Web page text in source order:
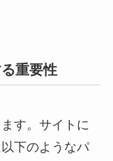
重要性
す。サイトに
下のようなパ